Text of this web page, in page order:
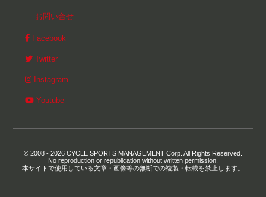
お問い合せ
Facebook
Twitter
Instagram
Youtube
© 2008 - 2026 CYCLE SPORTS MANAGEMENT Corp. All Rights Reserved.
No reproduction or republication without written permission.
本サイトで使用している文章・画像等の無断での複製・転載を禁止します。